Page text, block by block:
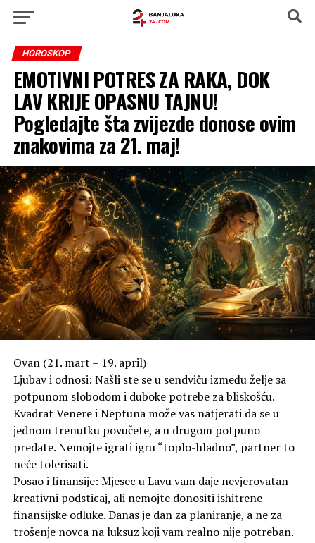
HOROSKOP
EMOTIVNI POTRES ZA RAKA, DOK
LAV KRIJE OPASNU TAJNU!
Pogledajte šta zvijezde donose ovim
znakovima za 21. maj!
Ovan (21. mart – 19. april)
Ljubav i odnosi: Našli ste se u sendviču između želje за
potpunom slobodom i duboke potrebe za bliskošću.
Kvadrat Venere i Neptuna može vas natjerati da se u
jednom trenutku povučete, a u drugom potpuno
predate. Nemojte igrati igru “toplo-hladno”, partner to
neće tolerisati.
Posao i finansije: Mjesec u Lavu vam daje nevjerovatan
kreativni podsticaj, ali nemojte donositi ishitrene
finansijske odluke. Danas je dan za planiranje, a ne za
trošenje novca na luksuz koji vam realno nije potreban.